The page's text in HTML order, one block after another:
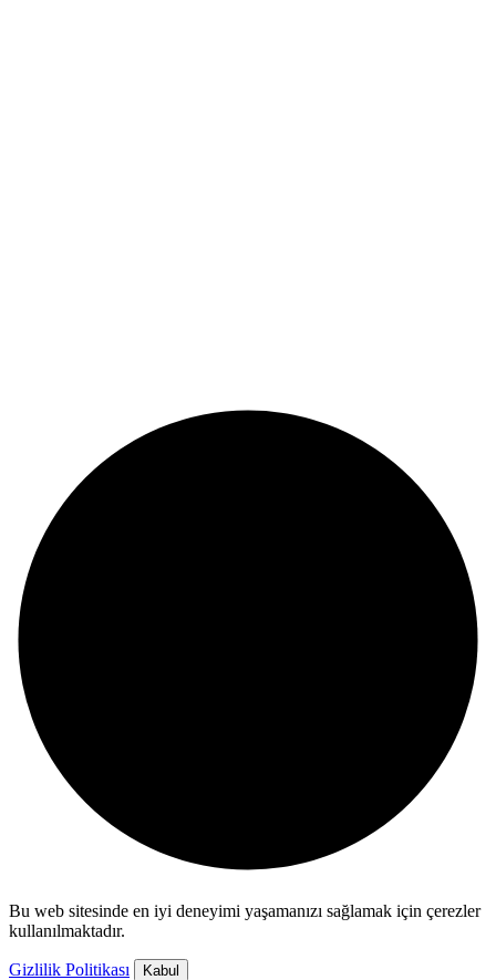
Bu web sitesinde en iyi deneyimi yaşamanızı sağlamak için çerezler
kullanılmaktadır.
Gizlilik Politikası Kabul